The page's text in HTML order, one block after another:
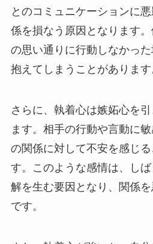
とのコミュニケーションに
係を損なう原因となります
の思い通りに行動しなかっ
抱えてしまうことがあります
さらに、執着心は嫉妬心を
ます。相手の行動や言動に
の関係に対して不安を感じ
す。このような感情は、し
解を生む要因となり、関係
です。